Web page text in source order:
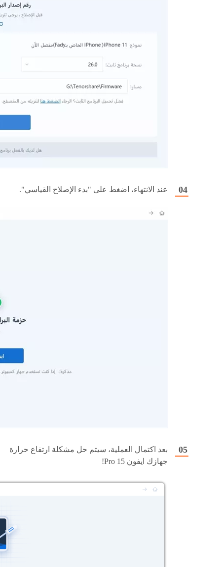
عند الانتهاء، اضغط على "بدء الإصلاح القياسي".
بعد اكتمال العملية، سيتم حل مشكلة ارتفاع حرارة
جهازك ايفون 15 Pro!